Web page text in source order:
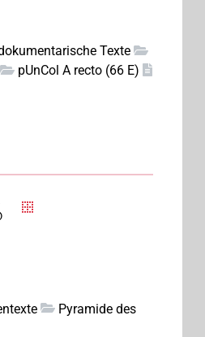
Texte
pUnCol A recto (66 E)
Pyramide des